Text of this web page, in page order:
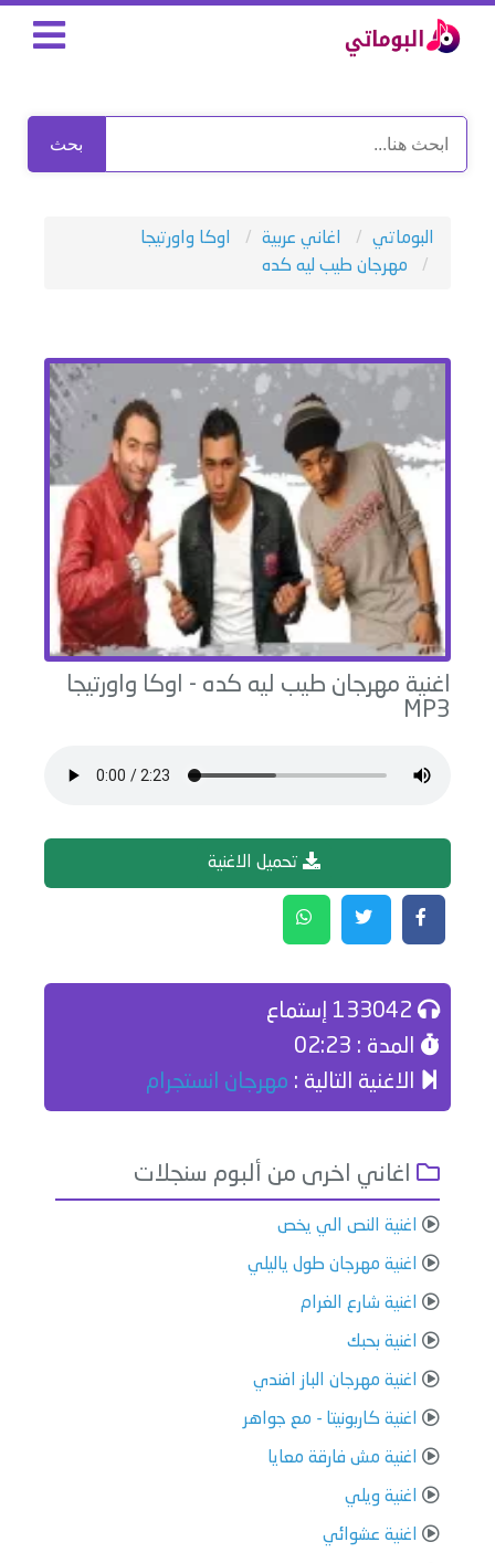
بحث
البوماتي اغاني عربية
اوكا واورتيجا
مهرجان طيب ليه كده
اغنية مهرجان طيب ليه كده -
اوكا واورتيجا
MP3
تحميل الاغنية
المدة : 02:23
الاغنية التالية : مهرجان انستجرام
اغاني اخرى من ألبوم سنجلات
اغنية النص الي يخص
اغنية مهرجان طول ياليلي
اغنية شارع الغرام
اغنية بحبك
اغنية مهرجان الباز افندي
اغنية كاربونيتا - مع جواهر
اغنية مش فارقة معايا
اغنية ويلي
اغنية عشوائي